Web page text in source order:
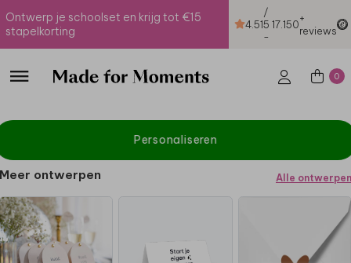
Ontwerp je schoolset en krijg tot €15
stapelkorting
4.51
/
5
-
17.150+
reviews
0
Personaliseren
Meer ontwerpen Alle ontwerpen